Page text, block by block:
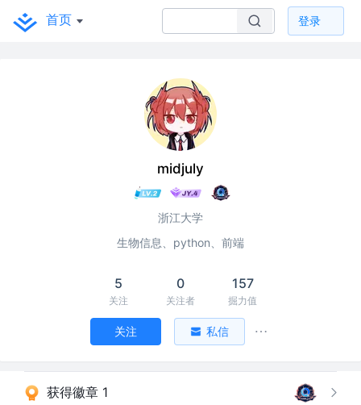
首页 登录
midjuly
浙江大学
生物信息、python、前端
5
关注
0
关注者
157
掘力值
关注 私信
获得徽章 1